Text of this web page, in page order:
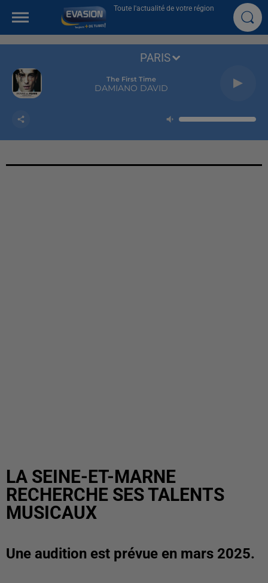
Toute l'actualité de votre région
The First Time
DAMIANO DAVID
PARIS
LA SEINE-ET-MARNE
RECHERCHE SES TALENTS
MUSICAUX
Une audition est prévue en mars 2025.